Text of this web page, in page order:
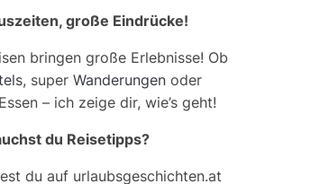
große Eindrücke!
bringen große Erlebnisse! Ob
, super Wanderungen oder
– ich zeige dir, wie’s geht!
du Reisetipps?
du auf urlaubsgeschichten.at